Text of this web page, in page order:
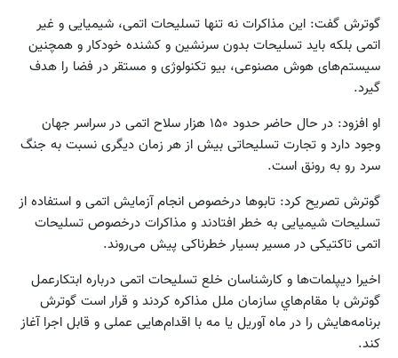
گوترش گفت: این مذاکرات نه تنها تسلیحات اتمی، شیمیایی و غیر
اتمی بلکه باید تسلیحات بدون سرنشین و کشنده خودکار و همچنین
سیستم‌های هوش مصنوعی، بیو تکنولوژی و مستقر در فضا را هدف
گیرد.
او افزود: در حال حاضر حدود ۱۵۰ هزار سلاح اتمی در سراسر جهان
وجود دارد و تجارت تسلیحاتی بیش از هر زمان دیگری نسبت به جنگ
سرد رو به رونق است.
گوترش تصریح کرد: تابوها درخصوص انجام آزمایش اتمی و استفاده از
تسلیحات شیمیایی به خطر افتادند و مذاکرات درخصوص تسلیحات
اتمی تاکتیکی در مسیر بسیار خطرناکی پیش می‌روند.
اخیرا دیپلمات‌ها و کارشناسان خلع تسلیحات اتمی درباره ابتکارعمل
گوترش با مقام‌هاي سازمان ملل مذاکره کردند و قرار است گوترش
برنامه‌هایش را در ماه آوریل یا مه با اقدام‌هايی عملی و قابل اجرا آغاز
کند.